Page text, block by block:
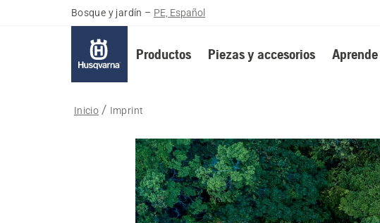
Bosque y jardín – PE, Español
Productos Piezas y accesorios
Inicio Imprint